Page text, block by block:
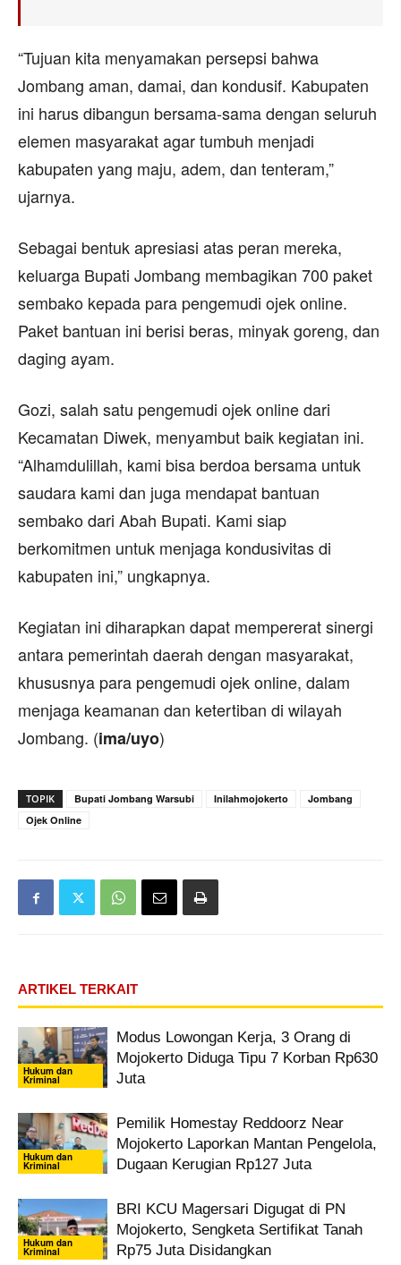
“Tujuan kita menyamakan persepsi bahwa
Jombang aman, damai, dan kondusif. Kabupaten
ini harus dibangun bersama-sama dengan seluruh
elemen masyarakat agar tumbuh menjadi
kabupaten yang maju, adem, dan tenteram,”
ujarnya.
Sebagai bentuk apresiasi atas peran mereka,
keluarga Bupati Jombang membagikan 700 paket
sembako kepada para pengemudi ojek online.
Paket bantuan ini berisi beras, minyak goreng, dan
daging ayam.
Gozi, salah satu pengemudi ojek online dari
Kecamatan Diwek, menyambut baik kegiatan ini.
“Alhamdulillah, kami bisa berdoa bersama untuk
saudara kami dan juga mendapat bantuan
sembako dari Abah Bupati. Kami siap
berkomitmen untuk menjaga kondusivitas di
kabupaten ini,” ungkapnya.
Kegiatan ini diharapkan dapat mempererat sinergi
antara pemerintah daerah dengan masyarakat,
khususnya para pengemudi ojek online, dalam
menjaga keamanan dan ketertiban di wilayah
Jombang. (ima/uyo)
TOPIK Bupati Jombang Warsubi Inilahmojokerto
Jombang
Ojek Online
ARTIKEL TERKAIT
Hukum dan
Kriminal
Modus Lowongan Kerja, 3 Orang di
Mojokerto Diduga Tipu 7 Korban Rp630
Juta
Hukum dan
Kriminal
Pemilik Homestay Reddoorz Near
Mojokerto Laporkan Mantan Pengelola,
Dugaan Kerugian Rp127 Juta
Hukum dan
Kriminal
BRI KCU Magersari Digugat di PN
Mojokerto, Sengketa Sertifikat Tanah
Rp75 Juta Disidangkan